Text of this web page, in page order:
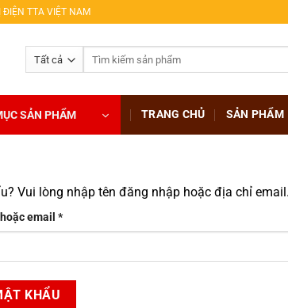
ĐIỆN TTA VIỆT NAM
SẢN PHẨM TRANG CHỦ SẢN PHẨM
Vui lòng nhập tên đăng nhập hoặc địa chỉ
email *Bắt
buộc
KHẨU